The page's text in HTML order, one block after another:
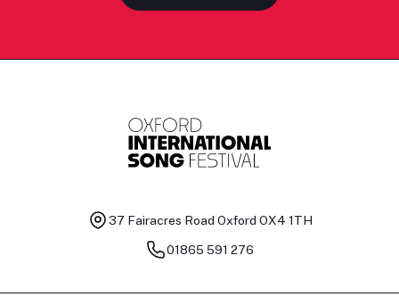
37 Fairacres Road Oxford OX4 1TH
01865 591 276